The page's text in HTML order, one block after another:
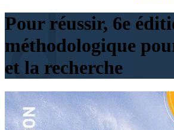
Pour réussir, 6e
méthodologique
et la recherche